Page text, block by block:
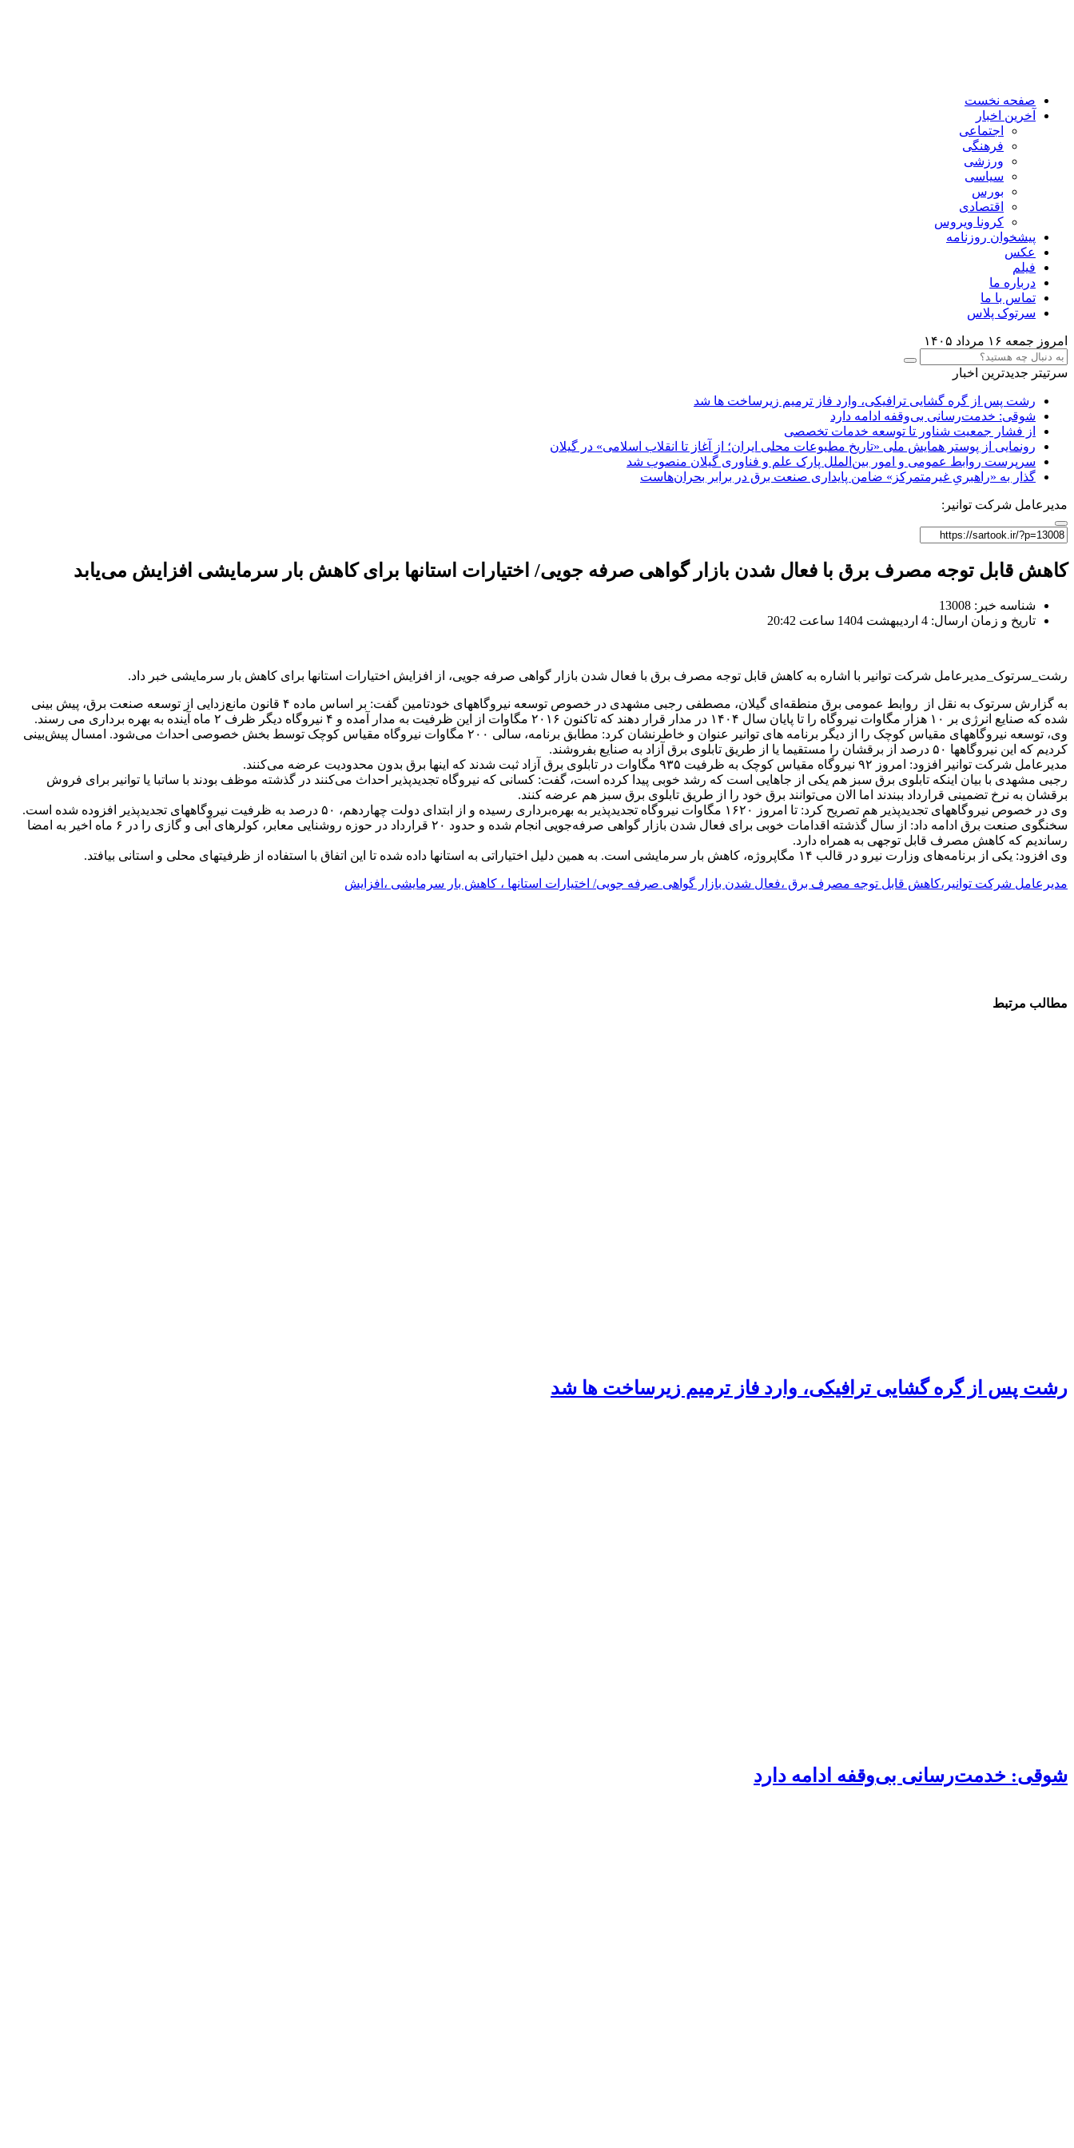
صفحه نخست
آخرین اخبار
اجتماعی
فرهنگی
ورزشی
سیاسی
بورس
اقتصادی
کرونا ویروس
پیشخوان روزنامه
عکس
فیلم
درباره ما
تماس با ما
سرتوک پلاس
امروز جمعه ۱۶ مرداد ۱۴۰۵
سرتیتر جدیدترین اخبار
رشت پس از گره گشایی ترافیکی، وارد فاز ترمیم زیرساخت ها شد
شوقی: خدمت‌رسانی بی‌وقفه ادامه دارد
از فشار جمعیت شناور تا توسعه خدمات تخصصی
رونمایی از پوستر همایش ملی «تاریخ مطبوعات محلی ایران؛ از آغاز تا انقلاب اسلامی» در گیلان
سرپرست روابط عمومی و امور بین‌الملل پارک علم و فناوری گیلان منصوب شد
گذار به «راهبریِ غیرمتمرکز» ضامن پایداری صنعت برق در برابر بحران‌هاست
مدیرعامل شرکت توانیر:
کاهش قابل توجه مصرف برق با فعال شدن بازار گواهی صرفه جویی/ اختیارات استانها برای کاهش بار سرمایشی افزایش می‌یابد
شناسه خبر: 13008
تاریخ و زمان ارسال: 4 اردیبهشت 1404 ساعت 20:42
رشت_سرتوک_مدیرعامل شرکت توانیر با اشاره به کاهش قابل توجه مصرف برق با فعال شدن بازار گواهی صرفه جویی، از افزایش اختیارات استانها برای کاهش بار سرمایشی خبر داد.
به گزارش سرتوک به نقل از روابط عمومی برق منطقه‌ای گیلان، مصطفی رجبی مشهدی در خصوص توسعه نیروگاههای خودتامین گفت: بر اساس ماده ۴ قانون مانع‌زدایی از توسعه صنعت برق، پیش بینی
شده که صنایع انرژی بر ۱۰ هزار مگاوات نیروگاه را تا پایان سال ۱۴۰۴ در مدار قرار دهند که تاکنون ۲۰۱۶ مگاوات از این ظرفیت به مدار آمده و ۴ نیروگاه دیگر ظرف ۲ ماه آینده به بهره برداری می رسند.
وی، توسعه نیروگاههای مقیاس کوچک را از دیگر برنامه های توانیر عنوان و خاطرنشان کرد: مطابق برنامه، سالی ۲۰۰ مگاوات نیروگاه مقیاس کوچک توسط بخش خصوصی احداث می‌شود. امسال پیش‌بینی
کردیم که این نیروگاهها ۵۰ درصد از برقشان را مستقیما یا از طریق تابلوی برق آزاد به صنایع بفروشند.
مدیرعامل شرکت توانیر افزود: امروز ۹۲ نیروگاه مقیاس کوچک به ظرفیت ۹۳۵ مگاوات در تابلوی برق آزاد ثبت شدند که اینها برق بدون محدودیت عرضه می‌کنند.
رجبی مشهدی با بیان اینکه تابلوی برق سبز هم یکی از جاهایی است که رشد خوبی پیدا کرده است، گفت: کسانی که نیروگاه تجدیدپذیر احداث می‌کنند در گذشته موظف بودند با ساتبا یا توانیر برای فروش
برقشان به نرخ تضمینی قرارداد ببندند اما الان می‌توانند برق خود را از طریق تابلوی برق سبز هم عرضه کنند.
وی در خصوص نیروگاههای تجدیدپذیر هم تصریح کرد: تا امروز ۱۶۲۰ مگاوات نیروگاه تجدیدپذیر به بهره‌برداری رسیده و از ابتدای دولت چهاردهم، ۵۰ درصد به ظرفیت نیروگاههای تجدیدپذیر افزوده شده است.
سخنگوی صنعت برق ادامه داد: از سال گذشته اقدامات خوبی برای فعال شدن بازار گواهی صرفه‌جویی انجام شده و حدود ۲۰ قرارداد در حوزه روشنایی معابر، کولرهای آبی و گازی را در ۶ ماه اخیر به امضا
رساندیم که کاهش مصرف قابل توجهی به همراه دارد.
وی افزود: یکی از برنامه‌های وزارت نیرو در قالب ۱۴ مگاپروژه، کاهش بار سرمایشی است. به همین دلیل اختیاراتی به استانها داده شده تا این اتفاق با استفاده از ظرفیتهای محلی و استانی بیافتد.
مدیرعامل شرکت توانیر،کاهش قابل توجه مصرف برق ،فعال شدن بازار گواهی صرفه جویی/ اختیارات استانها ، کاهش بار سرمایشی ،افزایش
مطالب مرتبط
رشت پس از گره گشایی ترافیکی، وارد فاز ترمیم زیرساخت ها شد
شوقی: خدمت‌رسانی بی‌وقفه ادامه دارد